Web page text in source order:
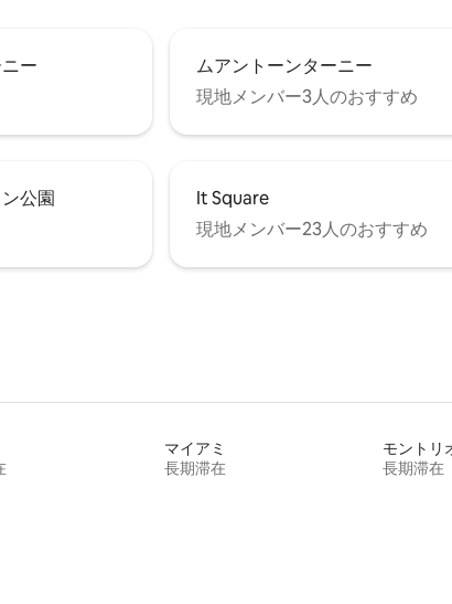
ー
ムアントーンターニー
現地メンバー3人のおすすめ
公園
It Square
現地メンバー23人のおすすめ
マイアミ
長期滞在
モントリ
長期滞在